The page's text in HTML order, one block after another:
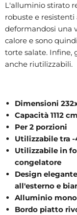
L'alluminio stirato
robuste e
deformandosi una
calore e sono
torte salate. Infine,
anche riutilizzabili.
Dimensioni
Capacità 1112
Per 2 porzioni
Utilizzabile tra -
Utilizzabile in
congelatore
Design
all'esterno e
Alluminio
Bordo piatto